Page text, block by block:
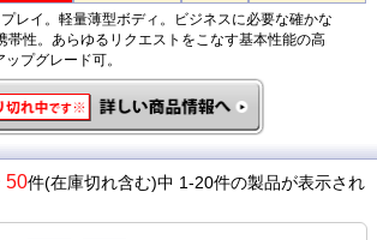
レイ。軽量薄型ボディ。ビジネスに必要な確かな
帯性。あらゆるリクエストをこなす基本性能の高
プグレード可。
50件(在庫切れ含む)中 1-20件の製品が表示され